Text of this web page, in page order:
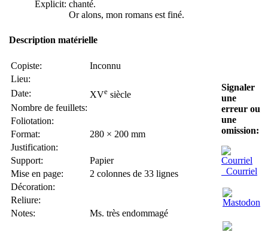
Explicit: chanté.
Or alons, mon romans est finé.
Description matérielle
Copiste:
Inconnu
Lieu:
Date:
XVe siècle
Nombre de feuillets:
Foliotation:
Format:
280 × 200 mm
Justification:
Support:
Papier
Mise en page:
2 colonnes de 33 lignes
Décoration:
Reliure:
Notes:
Ms. très endommagé
Signaler
une
erreur ou
une
omission:
Courriel